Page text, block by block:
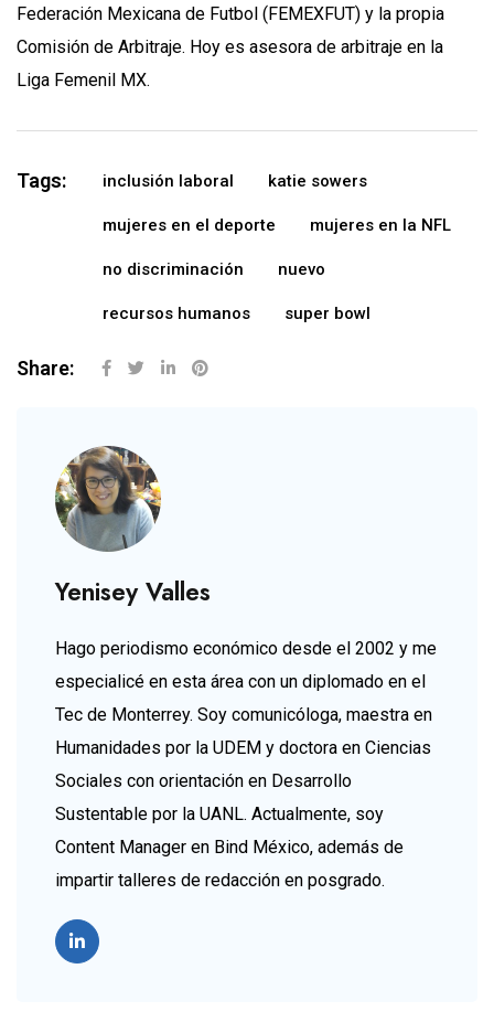
Federación Mexicana de Futbol (FEMEXFUT) y la propia
Comisión de Arbitraje. Hoy es asesora de arbitraje en la
Liga Femenil MX.
Tags: inclusión laboral katie sowers
mujeres en el deporte mujeres en la NFL
no discriminación nuevo
recursos humanos super bowl
Share:
Yenisey Valles
Hago periodismo económico desde el 2002 y me
especialicé en esta área con un diplomado en el
Tec de Monterrey. Soy comunicóloga, maestra en
Humanidades por la UDEM y doctora en Ciencias
Sociales con orientación en Desarrollo
Sustentable por la UANL. Actualmente, soy
Content Manager en Bind México, además de
impartir talleres de redacción en posgrado.